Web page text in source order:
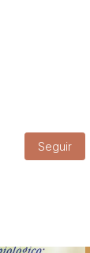
Seguir